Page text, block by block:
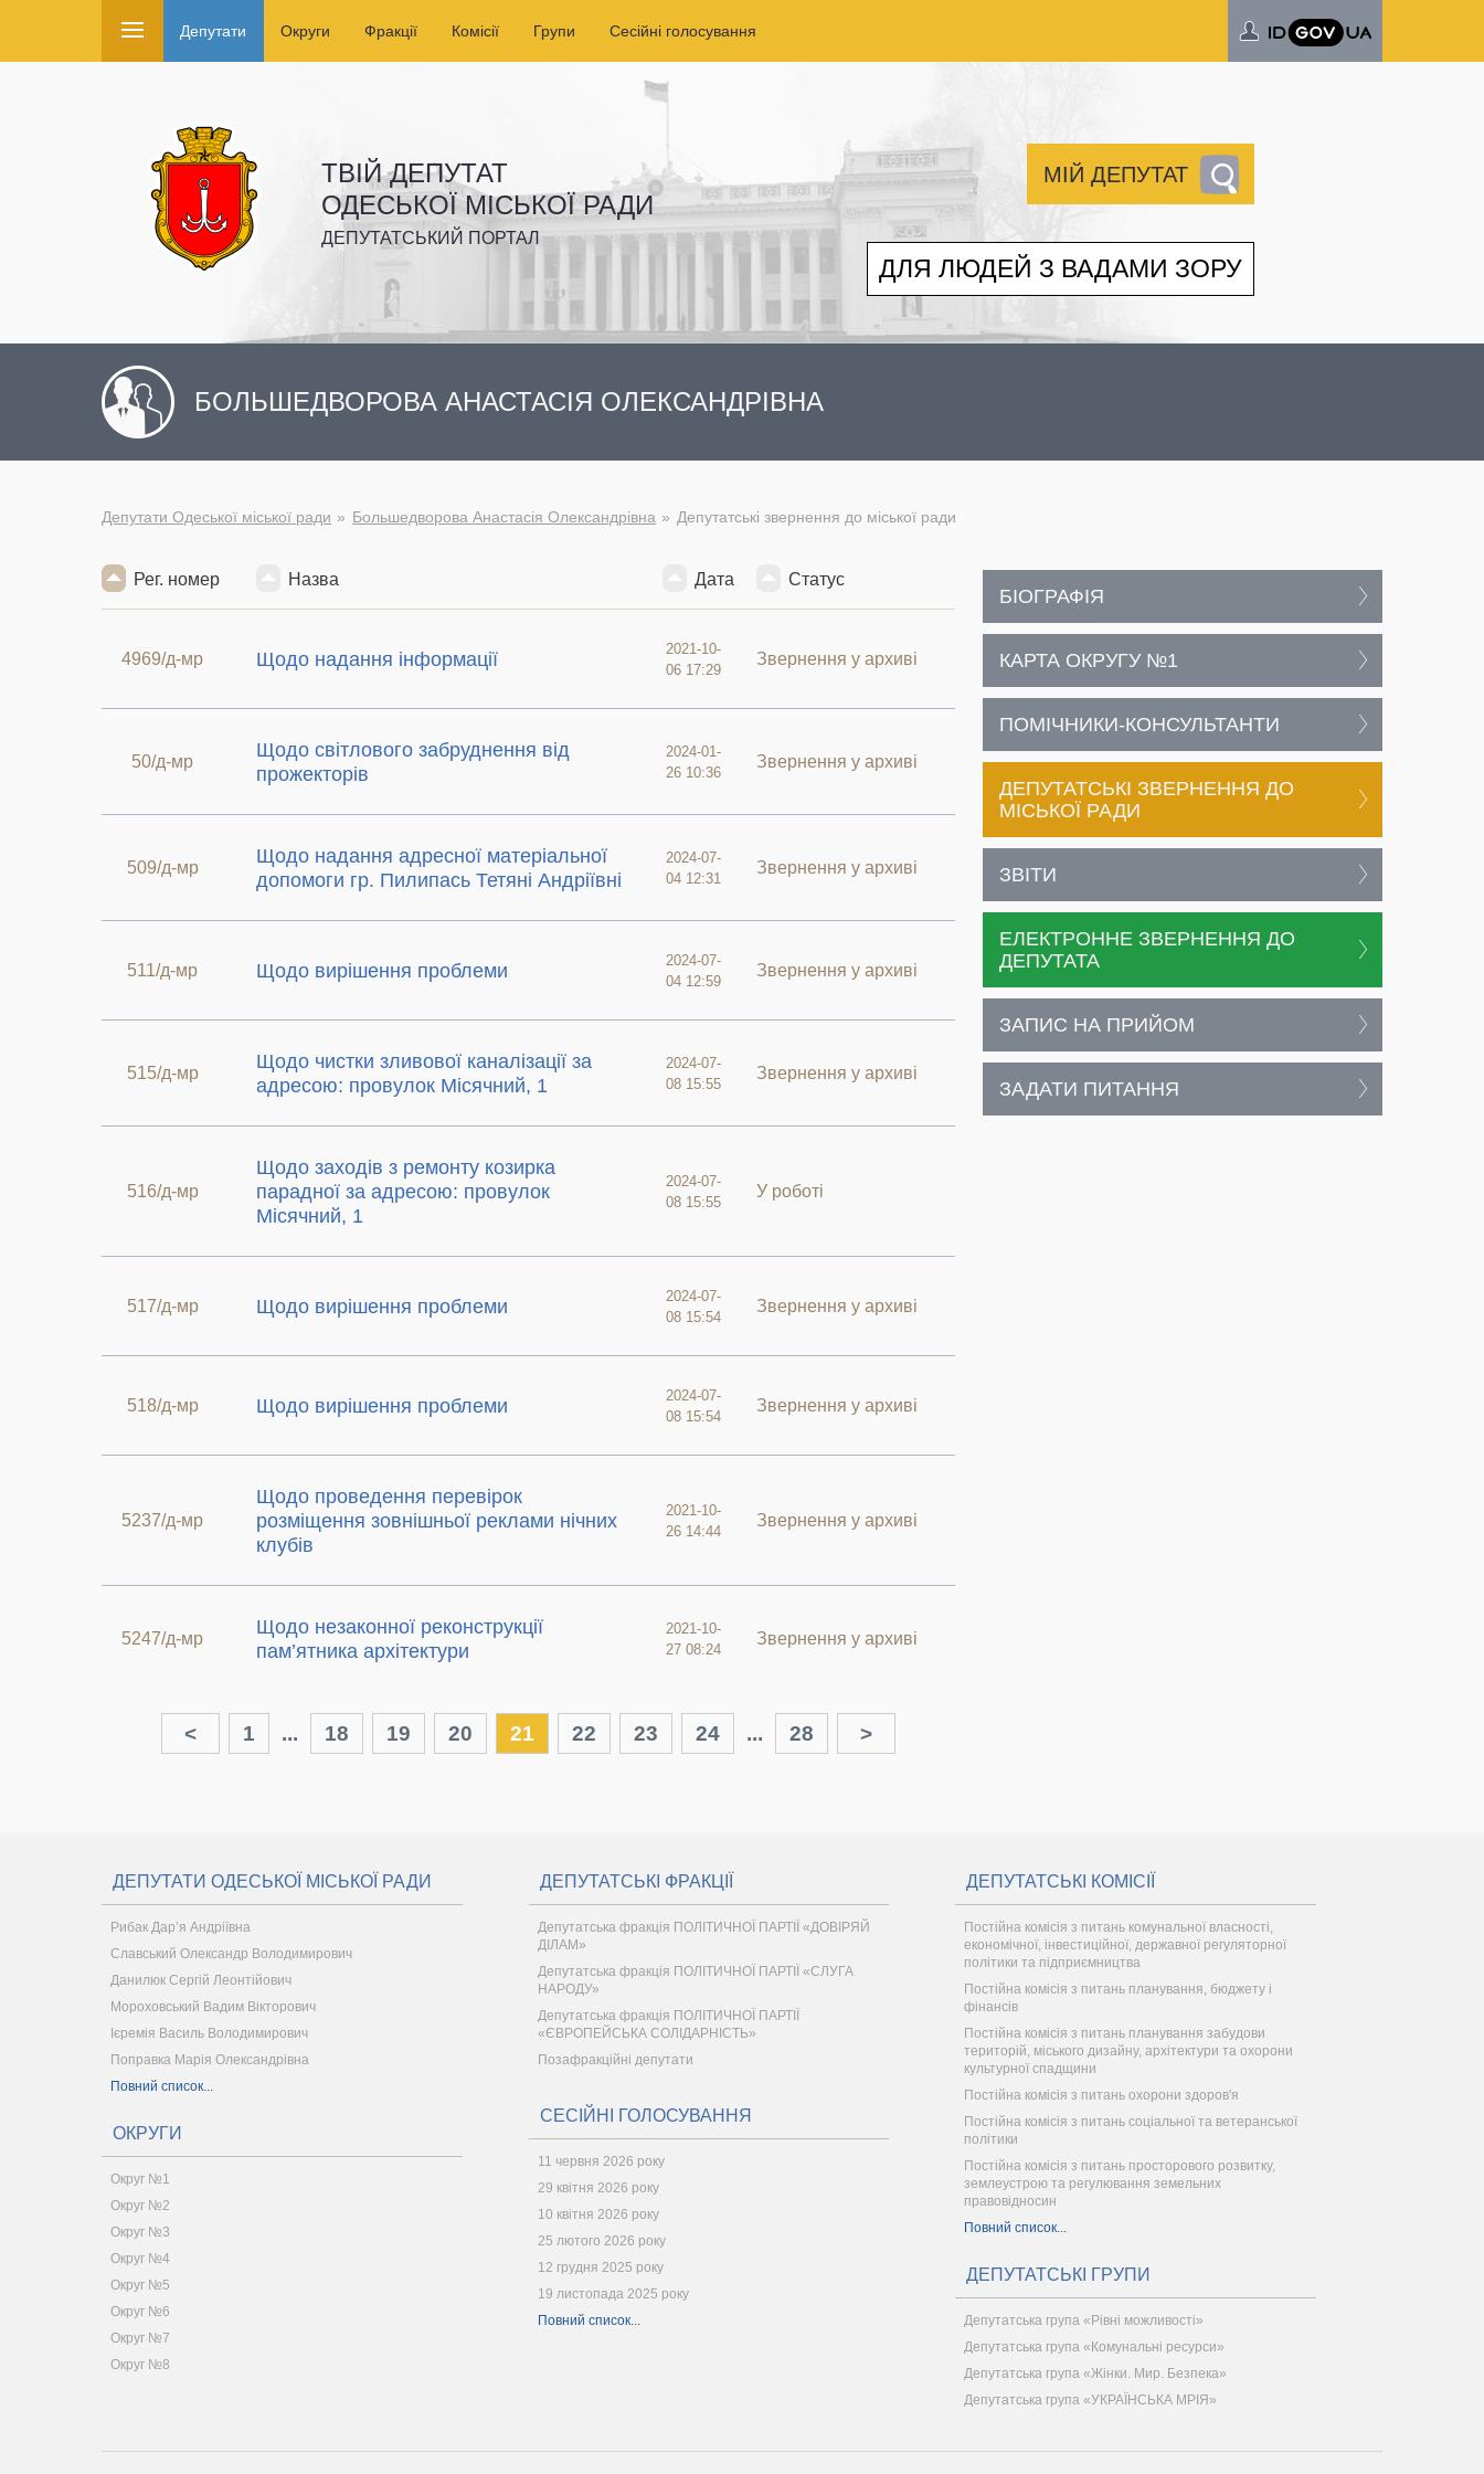
Депутати Округи Фракції Комісії Групи Сесійні голосування
ТВІЙ ДЕПУТАТ
ОДЕСЬКОЇ МІСЬКОЇ РАДИ
ДЕПУТАТСЬКИЙ ПОРТАЛ
МІЙ ДЕПУТАТ
ДЛЯ ЛЮДЕЙ З ВАДАМИ ЗОРУ
БОЛЬШЕДВОРОВА АНАСТАСІЯ ОЛЕКСАНДРІВНА
Депутати Одеської міської ради Большедворова Анастасія Олександрівна Депутатські звернення до міської ради
Рег. номер Назва Дата Статус
4969/д-мр Щодо надання інформації
2021-10-
06 17:29
Звернення у архиві
50/д-мр
Щодо світлового забруднення від
прожекторів
2024-01-
26 10:36
Звернення у архиві
509/д-мр
Щодо надання адресної матеріальної
допомоги гр. Пилипась Тетяні Андріївні
2024-07-
04 12:31
Звернення у архиві
511/д-мр Щодо вирішення проблеми
2024-07-
04 12:59
Звернення у архиві
515/д-мр
Щодо чистки зливової каналізації за
адресою: провулок Місячний, 1
2024-07-
08 15:55
Звернення у архиві
516/д-мр
Щодо заходів з ремонту козирка
парадної за адресою: провулок
Місячний, 1
2024-07-
08 15:55
У роботі
517/д-мр Щодо вирішення проблеми
2024-07-
08 15:54
Звернення у архиві
518/д-мр Щодо вирішення проблеми
2024-07-
08 15:54
Звернення у архиві
5237/д-мр
Щодо проведення перевірок
розміщення зовнішньої реклами нічних
клубів
2021-10-
26 14:44
Звернення у архиві
5247/д-мр
Щодо незаконної реконструкції
пам’ятника архітектури
2021-10-
27 08:24
Звернення у архиві
< 1 ... 18 19 20 21 22 23 24 ... 28 >
БІОГРАФІЯ
КАРТА ОКРУГУ №1
ПОМІЧНИКИ-КОНСУЛЬТАНТИ
ДЕПУТАТСЬКІ ЗВЕРНЕННЯ ДО
МІСЬКОЇ РАДИ
ЗВІТИ
ЕЛЕКТРОННЕ ЗВЕРНЕННЯ ДО
ДЕПУТАТА
ЗАПИС НА ПРИЙОМ
ЗАДАТИ ПИТАННЯ
ДЕПУТАТИ ОДЕСЬКОЇ МІСЬКОЇ РАДИ
Рибак Дар’я Андріївна
Славський Олександр Володимирович
Данилюк Сергій Леонтійович
Мороховський Вадим Вікторович
Ієремія Василь Володимирович
Поправка Марія Олександрівна
Повний список...
ОКРУГИ
Округ №1
Округ №2
Округ №3
Округ №4
Округ №5
Округ №6
Округ №7
Округ №8
ДЕПУТАТСЬКІ ФРАКЦІЇ
Депутатська фракція ПОЛІТИЧНОЇ ПАРТІЇ «ДОВІРЯЙ
ДІЛАМ»
Депутатська фракція ПОЛІТИЧНОЇ ПАРТІЇ «СЛУГА
НАРОДУ»
Депутатська фракція ПОЛІТИЧНОЇ ПАРТІЇ
«ЄВРОПЕЙСЬКА СОЛІДАРНІСТЬ»
Позафракційні депутати
СЕСІЙНІ ГОЛОСУВАННЯ
11 червня 2026 року
29 квітня 2026 року
10 квітня 2026 року
25 лютого 2026 року
12 грудня 2025 року
19 листопада 2025 року
Повний список...
ДЕПУТАТСЬКІ КОМІСІЇ
Постійна комісія з питань комунальної власності,
економічної, інвестиційної, державної регуляторної
політики та підприємництва
Постійна комісія з питань планування, бюджету і
фінансів
Постійна комісія з питань планування забудови
територій, міського дизайну, архітектури та охорони
культурної спадщини
Постійна комісія з питань охорони здоров'я
Постійна комісія з питань соціальної та ветеранської
політики
Постійна комісія з питань просторового розвитку,
землеустрою та регулювання земельних
правовідносин
Повний список...
ДЕПУТАТСЬКІ ГРУПИ
Депутатська група «Рівні можливості»
Депутатська група «Комунальні ресурси»
Депутатська група «Жінки. Мир. Безпека»
Депутатська група «УКРАЇНСЬКА МРІЯ»